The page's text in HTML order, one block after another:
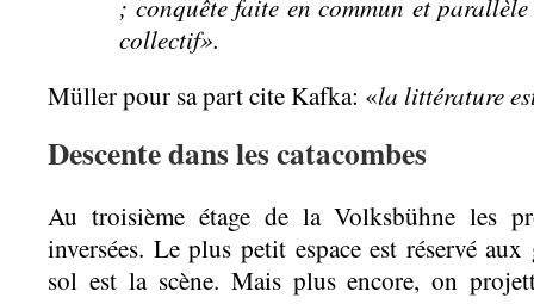
; conquête faite en commun et
collectif».
Müller pour sa part cite Kafka: «la littérature
Descente dans les catacombes
Au troisième étage de la Volksbühne les
inversées. Le plus petit espace est réservé
sol est la scène. Mais plus encore, on